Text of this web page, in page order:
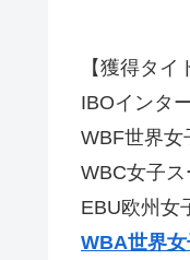
【獲得タイ
IBOインタ
WBF世界女
WBC女子
EBU欧州女
WBA世界